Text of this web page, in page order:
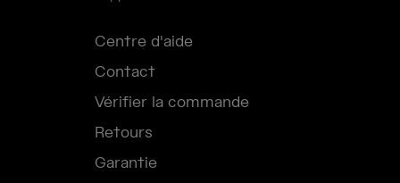
Centre d'aide
Contact
Vérifier la commande
Retours
Garantie